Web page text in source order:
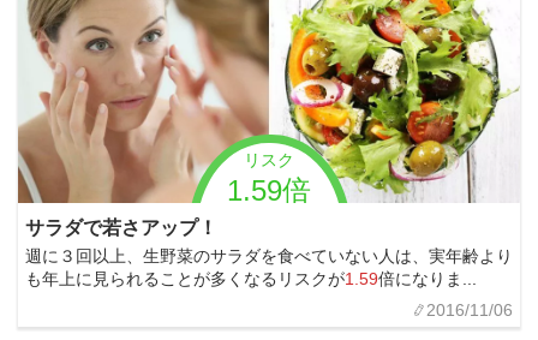
リスク
1.59倍
サラダで若さアップ！
週に３回以上、生野菜のサラダを食べていない人は、実年齢より
も年上に見られることが多くなるリスクが1.59倍になりま...
2016/11/06